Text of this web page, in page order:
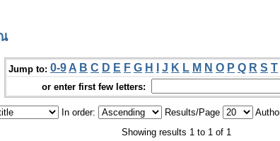
Jump to: 0-9 A B C D E F G H J K L M N O P Q R S T
or enter first few letters:
In order: Results/Page
Showing results 1 to 1 of 1